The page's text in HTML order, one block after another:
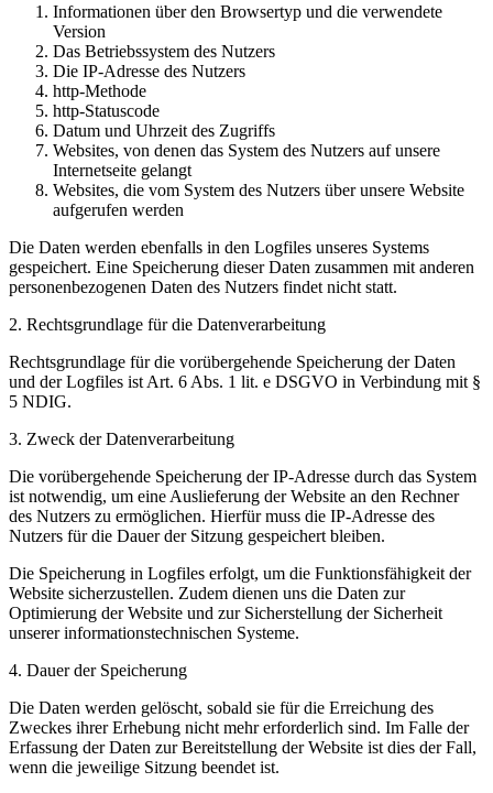
Informationen über den Browsertyp und die verwendete
Version
Das Betriebssystem des Nutzers
Die IP-Adresse des Nutzers
http-Methode
http-Statuscode
Datum und Uhrzeit des Zugriffs
Websites, von denen das System des Nutzers auf unsere
Internetseite gelangt
Websites, die vom System des Nutzers über unsere Website
aufgerufen werden
Die Daten werden ebenfalls in den Logfiles unseres Systems
gespeichert. Eine Speicherung dieser Daten zusammen mit anderen
personenbezogenen Daten des Nutzers findet nicht statt.
2. Rechtsgrundlage für die Datenverarbeitung
Rechtsgrundlage für die vorübergehende Speicherung der Daten
und der Logfiles ist Art. 6 Abs. 1 lit. e DSGVO in Verbindung mit §
5 NDIG.
3. Zweck der Datenverarbeitung
Die vorübergehende Speicherung der IP-Adresse durch das System
ist notwendig, um eine Auslieferung der Website an den Rechner
des Nutzers zu ermöglichen. Hierfür muss die IP-Adresse des
Nutzers für die Dauer der Sitzung gespeichert bleiben.
Die Speicherung in Logfiles erfolgt, um die Funktionsfähigkeit der
Website sicherzustellen. Zudem dienen uns die Daten zur
Optimierung der Website und zur Sicherstellung der Sicherheit
unserer informationstechnischen Systeme.
4. Dauer der Speicherung
Die Daten werden gelöscht, sobald sie für die Erreichung des
Zweckes ihrer Erhebung nicht mehr erforderlich sind. Im Falle der
Erfassung der Daten zur Bereitstellung der Website ist dies der Fall,
wenn die jeweilige Sitzung beendet ist.